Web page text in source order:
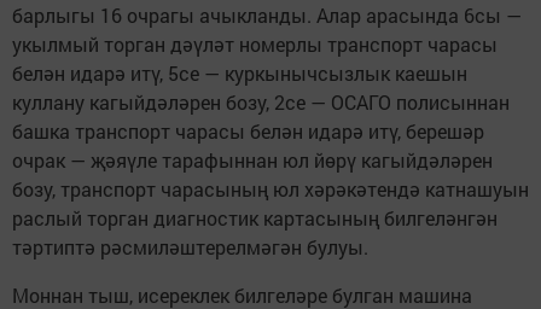
барлыгы 16 очрагы ачыкланды. Алар арасында 6сы —
укылмый торган дәүләт номерлы транспорт чарасы
белән идарә итү, 5се — куркынычсызлык каешын
куллану кагыйдәләрен бозу, 2се — ОСАГО полисыннан
башка транспорт чарасы белән идарә итү, берешәр
очрак — җәяүле тарафыннан юл йөрү кагыйдәләрен
бозу, транспорт чарасының юл хәрәкәтендә катнашуын
раслый торган диагностик картасының билгеләнгән
тәртиптә рәсмиләштерелмәгән булуы.
Моннан тыш, исереклек билгеләре булган машина